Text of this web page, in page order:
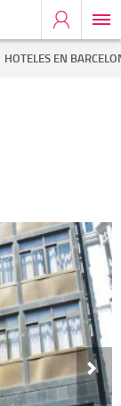
HOTELES EN